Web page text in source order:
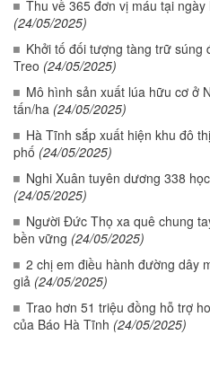
Thu về 365 đơn vị máu tại ngày
(24/05/2025)
Khởi tố đối tượng tàng trữ súng
Treo (24/05/2025)
Mô hình sản xuất lúa hữu cơ ở
tấn/ha (24/05/2025)
Hà Tĩnh sắp xuất hiện khu đô
phố (24/05/2025)
Nghi Xuân tuyên dương 338
(24/05/2025)
Người Đức Thọ xa quê chung
bền vững (24/05/2025)
2 chị em điều hành đường dây
giả (24/05/2025)
Trao hơn 51 triệu đồng hỗ trợ
của Báo Hà Tĩnh (24/05/2025)